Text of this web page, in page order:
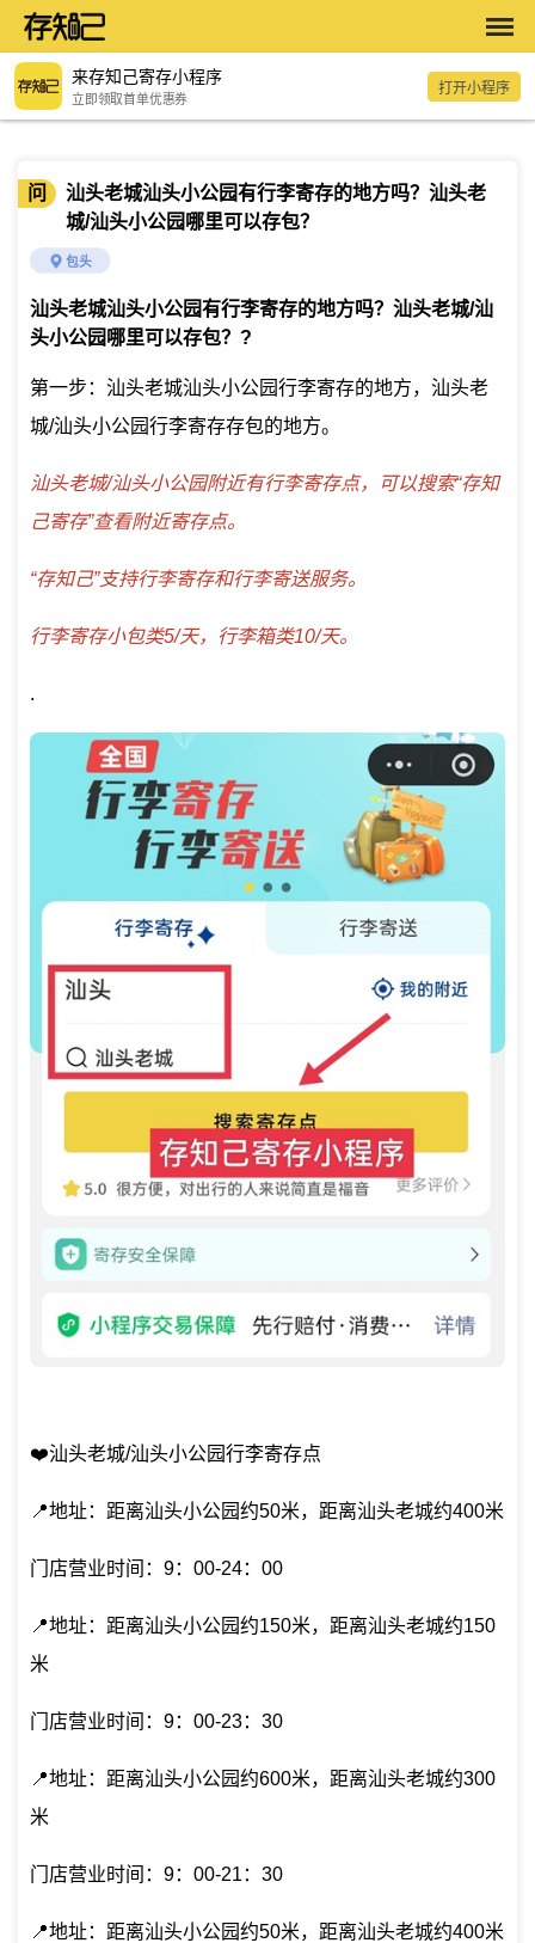
来存知己寄存小程序
立即领取首单优惠券
打开小程序
问
汕头老城汕头小公园有行李寄存的地方吗？汕头老
城/汕头小公园哪里可以存包？
包头
汕头老城汕头小公园有行李寄存的地方吗？汕头老城/汕
头小公园哪里可以存包？ ?
第一步：汕头老城汕头小公园行李寄存的地方，汕头老
城/汕头小公园行李寄存存包的地方。
汕头老城/汕头小公园附近有行李寄存点，可以搜索“存知
己寄存”查看附近寄存点。
“存知己”支持行李寄存和行李寄送服务。
行李寄存小包类5/天，行李箱类10/天。
.
❤️汕头老城/汕头小公园行李寄存点
📍地址：距离汕头小公园约50米，距离汕头老城约400米
门店营业时间：9：00-24：00
📍地址：距离汕头小公园约150米，距离汕头老城约150
米
门店营业时间：9：00-23：30
📍地址：距离汕头小公园约600米，距离汕头老城约300
米
门店营业时间：9：00-21：30
📍地址：距离汕头小公园约50米，距离汕头老城约400米